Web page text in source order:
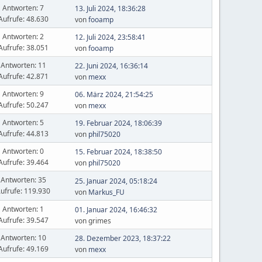
Antworten: 7
48.630
13. Juli 2024, 18:36:28
vonfooamp
Antworten: 2
38.051
12. Juli 2024, 23:58:41
vonfooamp
Antworten: 11
42.871
22. Juni 2024, 16:36:14
von mexx
Antworten: 9
50.247
06. März 2024, 21:54:25
von mexx
Antworten: 5
44.813
19. Februar 2024, 18:06:39
von phil75020
Antworten: 0
39.464
15. Februar 2024, 18:38:50
von phil75020
Antworten: 35
119.930
25. Januar 2024, 05:18:24
von Markus_FU
Antworten: 1
39.547
01. Januar 2024, 16:46:32
von grimes
Antworten: 10
49.169
28. Dezember 2023, 18:37:22
von mexx